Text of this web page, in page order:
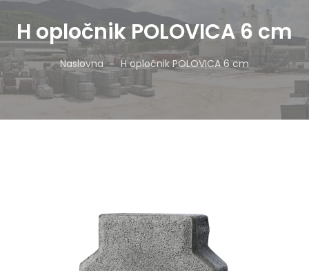
H opločnik POLOVICA 6 cm
Naslovna H opločnik POLOVICA 6 cm